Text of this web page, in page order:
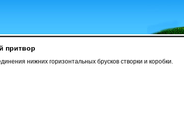
притвор
нижних горизонтальных брусков створки и коробки.